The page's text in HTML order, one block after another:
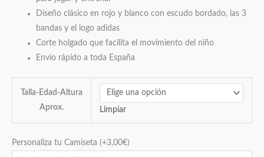
Diseño clásico en rojo y blanco con escudo bordado, las 3
bandas y el logo adidas
Corte holgado que facilita el movimiento del niño
Envío rápido a toda España
Talla-Edad-Altura
Aprox.
Limpiar
Personaliza tu Camiseta (+3,00€)